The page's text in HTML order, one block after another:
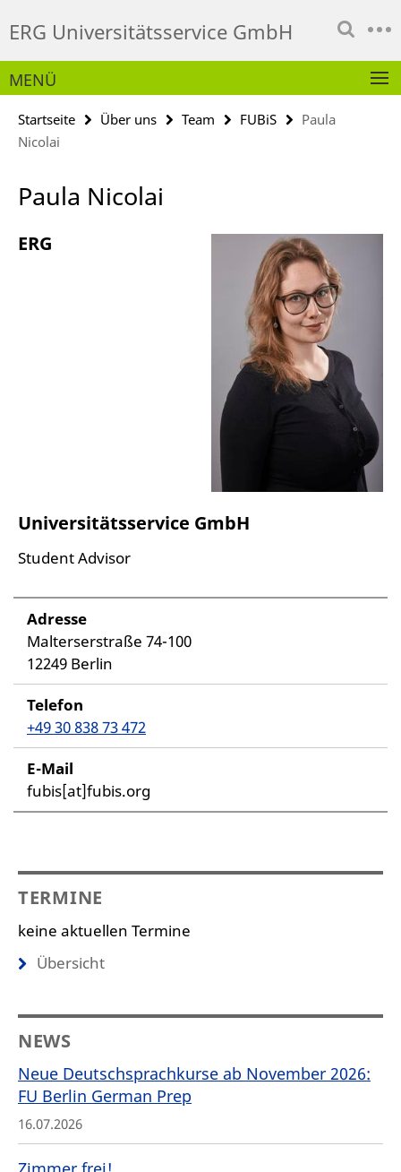
direkt
Inhalt
ERG Universitätsservice GmbH
Service-
Navigation
MENÜ
Startseite Über uns Team FUBiS
Paula
Nicolai
Paula Nicolai
ERG
Universitätsservice GmbH
Student Advisor
Adresse
Malterserstraße 74-100
12249 Berlin
Telefon
+49 30 838 73 472
E-Mail
fubis[at]fubis.org
TERMINE
keine aktuellen Termine
Übersicht
NEWS
Neue Deutschsprachkurse ab November 2026:
FU Berlin German Prep
16.07.2026